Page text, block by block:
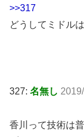
>>317
どうしてミドル
327: 名無し
香川って技術は